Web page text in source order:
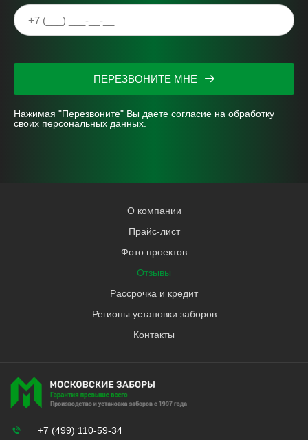
ПЕРЕЗВОНИТЕ МНЕ
Нажимая "Перезвоните" Вы даете согласие на обработку
своих персональных данных.
О компании
Прайс-лист
Фото проектов
Отзывы
Рассрочка и кредит
Регионы установки заборов
Контакты
+7 (499) 110-59-34